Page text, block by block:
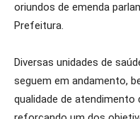
oriundos de emenda
Prefeitura.
Diversas unidades de
seguem em andamento,
qualidade de atendimento